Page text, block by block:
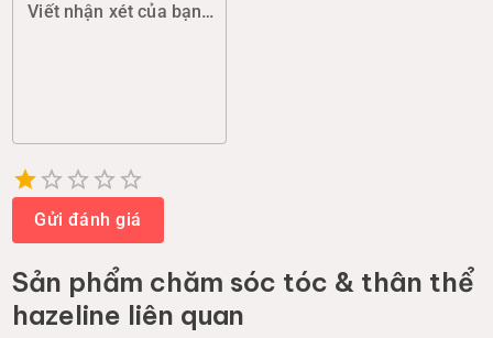
Viết nhận xét của bạn (chất lượng, đóng gói, giao hàng...)
1 Star
2 Stars
3 Stars
4 Stars
5 Stars
Gửi đánh giá
Sản phẩm chăm sóc tóc & thân thể
hazeline liên quan